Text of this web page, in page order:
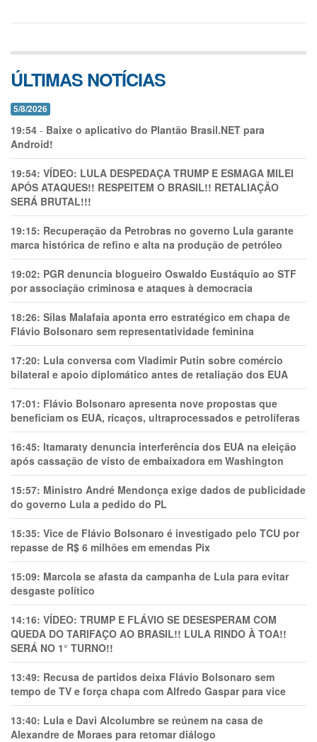
ÚLTIMAS NOTÍCIAS
5/8/2026
19:54 - Baixe o aplicativo do Plantão Brasil.NET para
Android!
19:54: VÍDEO: LULA DESPEDAÇA TRUMP E ESMAGA MILEI
APÓS ATAQUES!! RESPEITEM O BRASIL!! RETALIAÇÃO
SERÁ BRUTAL!!!
19:15: Recuperação da Petrobras no governo Lula garante
marca histórica de refino e alta na produção de petróleo
19:02: PGR denuncia blogueiro Oswaldo Eustáquio ao STF
por associação criminosa e ataques à democracia
18:26: Silas Malafaia aponta erro estratégico em chapa de
Flávio Bolsonaro sem representatividade feminina
17:20: Lula conversa com Vladimir Putin sobre comércio
bilateral e apoio diplomático antes de retaliação dos EUA
17:01: Flávio Bolsonaro apresenta nove propostas que
beneficiam os EUA, ricaços, ultraprocessados e petrolíferas
16:45: Itamaraty denuncia interferência dos EUA na eleição
após cassação de visto de embaixadora em Washington
15:57: Ministro André Mendonça exige dados de publicidade
do governo Lula a pedido do PL
15:35: Vice de Flávio Bolsonaro é investigado pelo TCU por
repasse de R$ 6 milhões em emendas Pix
15:09: Marcola se afasta da campanha de Lula para evitar
desgaste político
14:16: VÍDEO: TRUMP E FLÁVIO SE DESESPERAM COM
QUEDA DO TARIFAÇO AO BRASIL!! LULA RINDO À TOA!!
SERÁ NO 1° TURNO!!
13:49: Recusa de partidos deixa Flávio Bolsonaro sem
tempo de TV e força chapa com Alfredo Gaspar para vice
13:40: Lula e Davi Alcolumbre se reúnem na casa de
Alexandre de Moraes para retomar diálogo